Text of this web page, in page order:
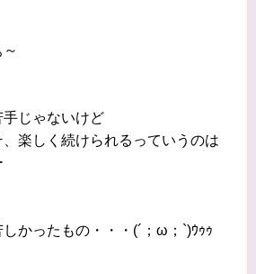
じゃないけど
楽しく続けられるっていうのは
かったもの・・・(´；ω；`)ｳｩｩ